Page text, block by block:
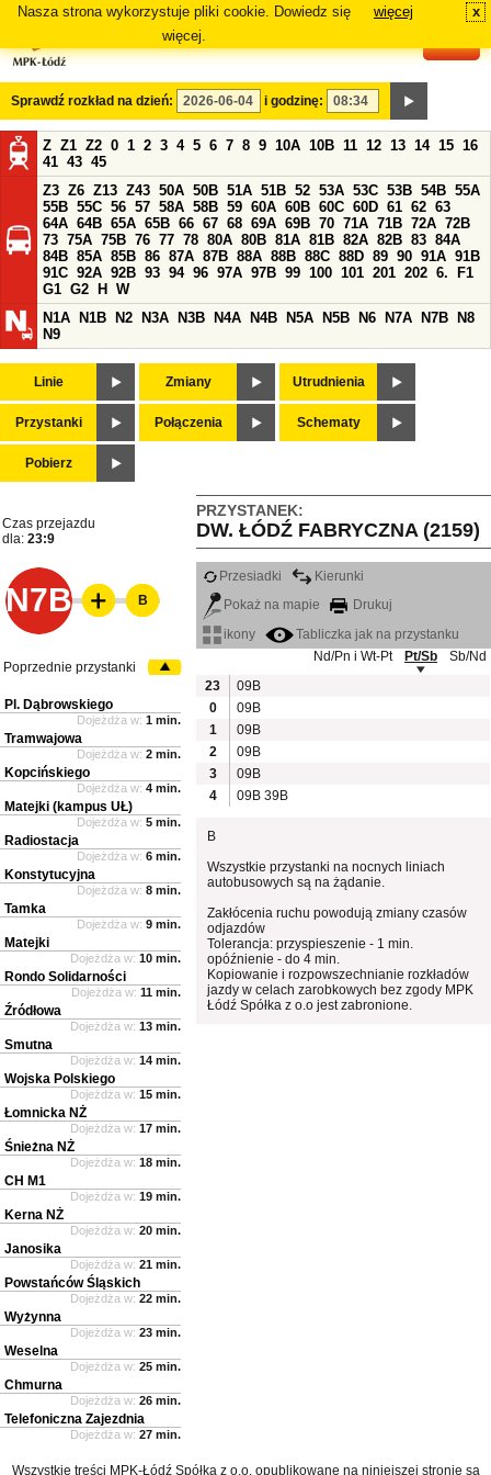
Nasza strona wykorzystuje pliki cookie. Dowiedz się
więcej.
więcej x
Sprawdź rozkład na dzień: i godzinę:
Z Z1 Z2 0 1 2 3 4 5 6 7 8 9 10A 10B 11 12 13 14 15 16
41 43 45
Z3 Z6 Z13 Z43 50A 50B 51A 51B 52 53A 53C 53B 54B 55A
55B 55C 56 57 58A 58B 59 60A 60B 60C 60D 61 62 63
64A 64B 65A 65B 66 67 68 69A 69B 70 71A 71B 72A 72B
73 75A 75B 76 77 78 80A 80B 81A 81B 82A 82B 83 84A
84B 85A 85B 86 87A 87B 88A 88B 88C 88D 89 90 91A 91B
91C 92A 92B 93 94 96 97A 97B 99 100 101 201 202 6.
F1
G1 G2 H
W
N1A
N1B N2 N3A N3B N4A N4B N5A N5B N6 N7A N7B
N8
N9
Linie Zmiany Utrudnienia
Przystanki Połączenia Schematy
Pobierz
PRZYSTANEK:
DW. ŁÓDŹ FABRYCZNA (2159)
Czas przejazdu
dla: 23:9
N7B
Przesiadki
Kierunki
Pokaż na mapie
Drukuj
ikony
Tabliczka jak na przystanku
Nd/Pn i Wt-Pt
Pt/Sb
Sb/Nd
23
09B
0
09B
1
09B
2
09B
3
09B
4
09B 39B
B
Wszystkie przystanki na nocnych liniach
autobusowych są na żądanie.
Zakłócenia ruchu powodują zmiany czasów
odjazdów
Tolerancja: przyspieszenie - 1 min.
opóźnienie - do 4 min.
Kopiowanie i rozpowszechnianie rozkładów
jazdy w celach zarobkowych bez zgody MPK
Łódź Spółka z o.o jest zabronione.
B
Poprzednie przystanki
Pl. Dąbrowskiego
Dojeżdża w: 1 min.
Tramwajowa
Dojeżdża w: 2 min.
Kopcińskiego
Dojeżdża w: 4 min.
Matejki (kampus UŁ)
Dojeżdża w: 5 min.
Radiostacja
Dojeżdża w: 6 min.
Konstytucyjna
Dojeżdża w: 8 min.
Tamka
Dojeżdża w: 9 min.
Matejki
Dojeżdża w: 10 min.
Rondo Solidarności
Dojeżdża w: 11 min.
Źródłowa
Dojeżdża w: 13 min.
Smutna
Dojeżdża w: 14 min.
Wojska Polskiego
Dojeżdża w: 15 min.
Łomnicka NŻ
Dojeżdża w: 17 min.
Śnieżna NŻ
Dojeżdża w: 18 min.
CH M1
Dojeżdża w: 19 min.
Kerna NŻ
Dojeżdża w: 20 min.
Janosika
Dojeżdża w: 21 min.
Powstańców Śląskich
Dojeżdża w: 22 min.
Wyżynna
Dojeżdża w: 23 min.
Weselna
Dojeżdża w: 25 min.
Chmurna
Dojeżdża w: 26 min.
Telefoniczna Zajezdnia
Dojeżdża w: 27 min.
Wszystkie treści MPK-Łódź Spółka z o.o. opublikowane na niniejszej stronie są